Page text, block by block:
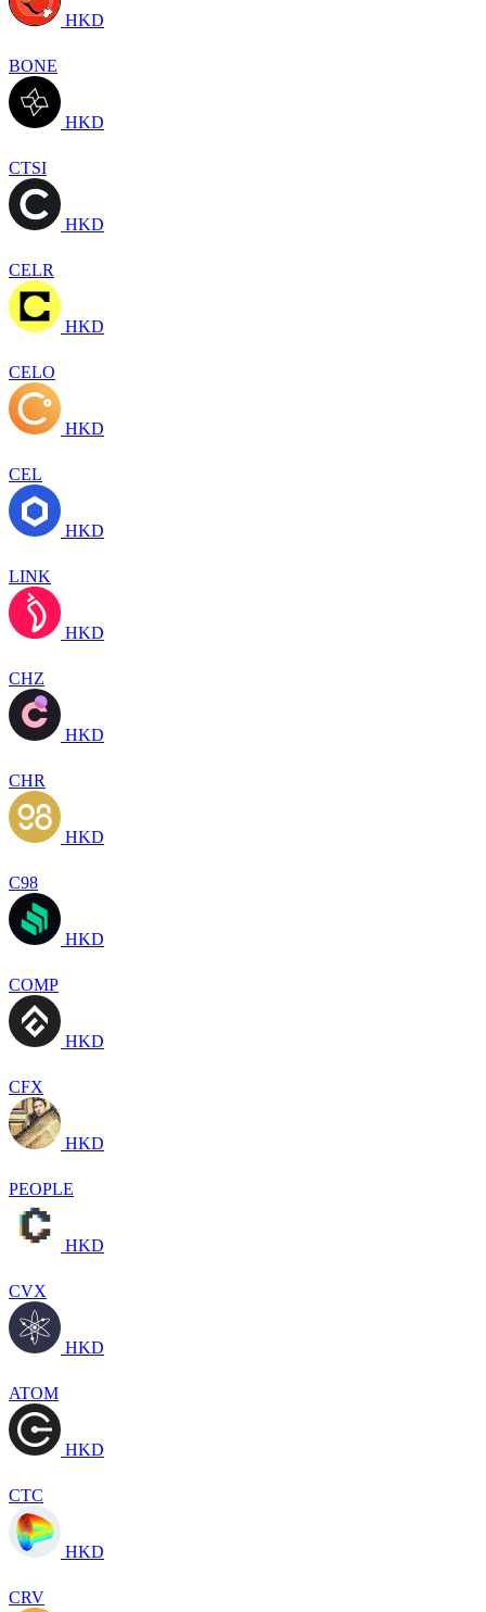
HKD
BONE
HKD
CTSI
HKD
CELR
HKD
CELO
HKD
CEL
HKD
LINK
HKD
CHZ
HKD
CHR
HKD
C98
HKD
COMP
HKD
CFX
HKD
PEOPLE
HKD
CVX
HKD
ATOM
HKD
CTC
HKD
CRV